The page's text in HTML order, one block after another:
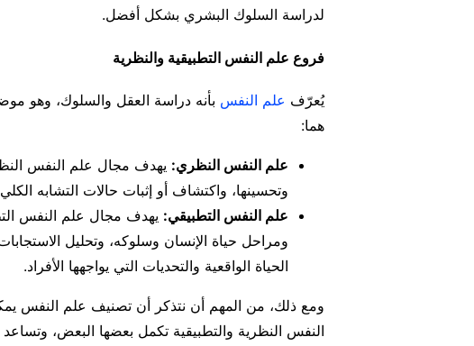
لدراسة السلوك البشري بشكل أفضل.
فروع علم النفس التطبيقية والنظرية
يُعرّف علم النفس بأنه دراسة العقل والسلوك، وهو
هما:
علم النفس النظري: يهدف مجال علم النفس
وتحسينها، واكتشاف أو إثبات حالات التشابه
علم النفس التطبيقي: يهدف مجال علم النفس
ومراحل حياة الإنسان وسلوكه، وتحليل
الحياة الواقعية والتحديات التي يواجهها الأفراد.
ومع ذلك، من المهم أن نتذكر أن تصنيف علم النفس
النفس النظرية والتطبيقية تكمل بعضها البعض،